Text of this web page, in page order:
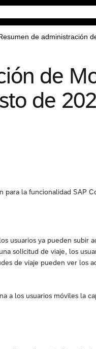
de administración
de
de
para la funcionalidad SAP
usuarios ya pueden subir
solicitud de viaje, los
de viaje pueden ver los
a los usuarios móviles la